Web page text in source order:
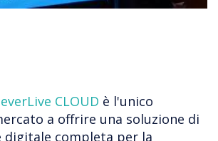
CLOUD è l'unico
a offrire una soluzione di
digitale completa per la